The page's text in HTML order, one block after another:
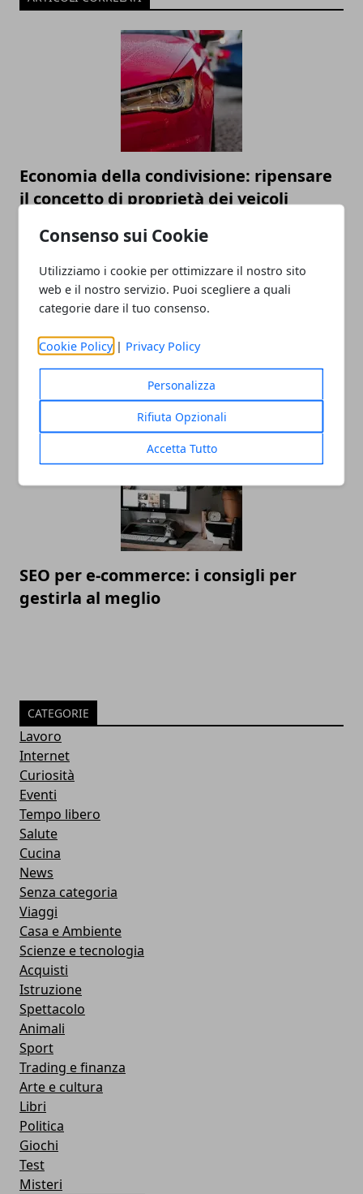
Consenso sui Cookie
Utilizziamo i cookie per ottimizzare il nostro sito
web e il nostro servizio. Puoi scegliere a quali
categorie dare il tuo consenso.
Cookie Policy | Privacy Policy
Personalizza
Rifiuta Opzionali
Accetta Tutto
Economia della condivisione: ripensare
il concetto di proprietà dei veicoli
Linea di moda: gli errori da non fare
prima del lancio
SEO per e-commerce: i consigli per
gestirla al meglio
CATEGORIE
Lavoro
Internet
Curiosità
Eventi
Tempo libero
Salute
Cucina
News
Senza categoria
Viaggi
Casa e Ambiente
Scienze e tecnologia
Acquisti
Istruzione
Spettacolo
Animali
Sport
Trading e finanza
Arte e cultura
Libri
Politica
Giochi
Test
Misteri